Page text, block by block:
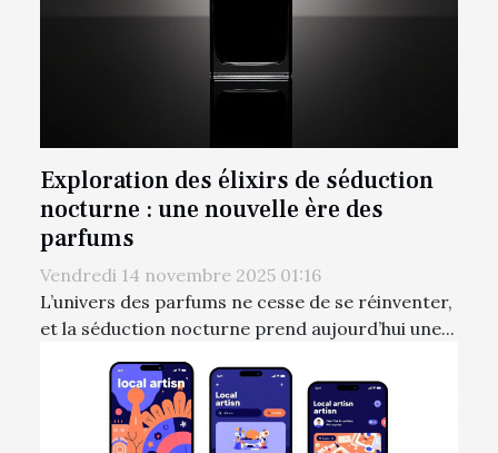
Exploration des élixirs de séduction
nocturne : une nouvelle ère des
parfums
Vendredi 14 novembre 2025 01:16
L’univers des parfums ne cesse de se réinventer,
et la séduction nocturne prend aujourd’hui une...